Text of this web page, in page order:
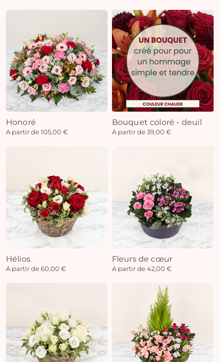
Honoré
A partir de 105,00 €
Bouquet coloré - deuil
A partir de 39,00 €
Hélios
A partir de 60,00 €
Fleurs de cœur
A partir de 42,00 €